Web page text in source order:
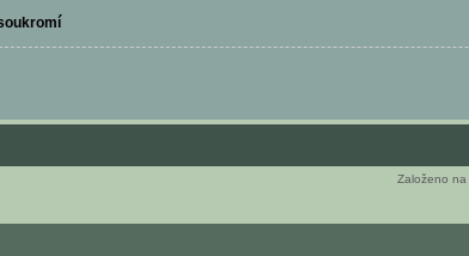
Založeno na